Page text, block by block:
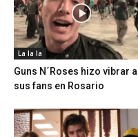
La la la
Guns N´Roses hizo vibrar a
sus fans en Rosario